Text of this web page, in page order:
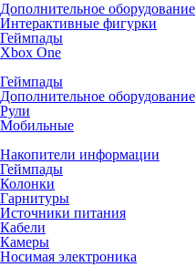
Дополнительное оборудование
Интерактивные фигурки
Геймпады
Xbox One
Геймпады
Дополнительное оборудование
Рули
Мобильные
Накопители информации
Геймпады
Колонки
Гарнитуры
Источники питания
Кабели
Камеры
Носимая электроника